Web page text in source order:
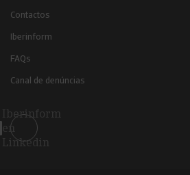
Contactos
Iberinform
FAQs
Canal de denúncias
Iberinform
en
Linkedin